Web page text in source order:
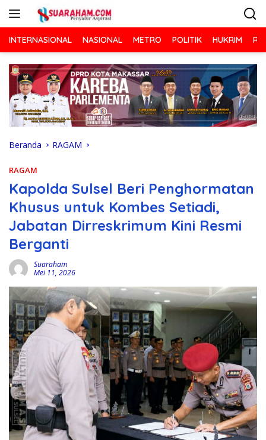
INTERNASIONAL NASIONAL METRO POLITIK HUKRIM
Beranda RAGAM
RAGAM
Kapolda Sulsel Beri Penghormatan
Khusus untuk Kombes Setiadi,
Jabatan Dirreskrimum Kini Resmi
Berganti
Suaraham
Mei 11, 2026